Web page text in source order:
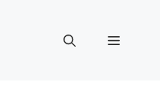
메